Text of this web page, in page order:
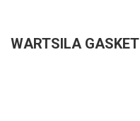
WARTSILA GASKET